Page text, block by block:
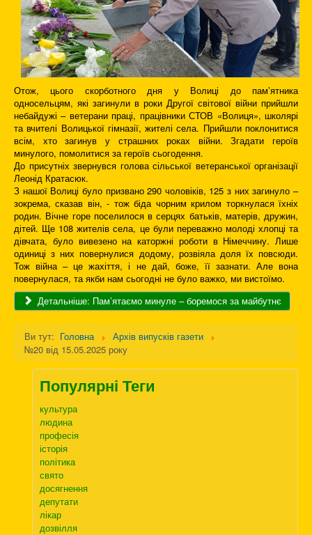
Отож, цього скорботного дня у Волиці до пам’ятника
односельцям, які загинули в роки Другої світової війни прийшли
небайдужі – ветерани праці, працівники СТОВ «Волиця», школярі
та вчителі Волицької гімназії, жителі села. Прийшли поклонитися
всім, хто загинув у страшних роках війни. Згадати героїв
минулого, помолитися за героїв сьогодення.
До присутніх звернувся голова сільської ветеранської організації
Леонід Кратасюк.
З нашої Волиці було призвано 290 чоловіків, 125 з них загинуло –
зокрема, сказав він, - тож біда чорним крилом торкнулася їхніх
родин. Вічне горе поселилося в серцях батьків, матерів, дружин,
дітей. Ще 108 жителів села, це були переважно молоді хлопці та
дівчата, було вивезено на каторжні роботи в Німеччину. Лише
одиниці з них повернулися додому, розвіяла доля їх повсюди.
Тож війна – це жахіття, і не дай, боже, її зазнати. Але вона
повернулася, та якби нам сьогодні не було важко, ми вистоїмо.
Детальніше: Пам’ятаємо минуле – боремося за майбутнє
Ви тут: Головна
Архів випусків газети
№20 від 15.05.2025 року
Популярні Теги
культура
людина
професія
історія
політика
свято
досягнення
депутати
лікар
дозвілля